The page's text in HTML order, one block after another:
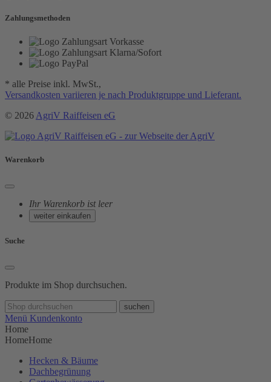
Zahlungsmethoden
* alle Preise inkl. MwSt.,
Versandkosten variieren je nach Produktgruppe und Lieferant.
© 2026 AgriV Raiffeisen eG
Warenkorb
Ihr Warenkorb ist leer
weiter einkaufen
Suche
Produkte im Shop durchsuchen.
suchen
Menü Kundenkonto
Home
HomeHome
Hecken & Bäume
Dachbegrünung